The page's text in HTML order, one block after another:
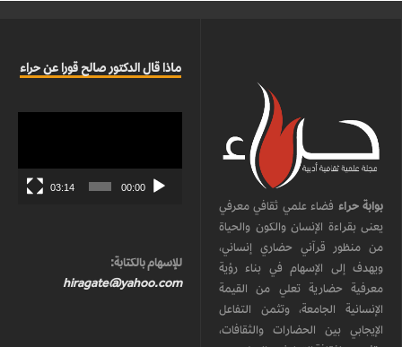
بوابة حراء فضاء علمي ثقافي معرفي
يعنى بقراءة الإنسان والكون والحياة
من منظور قرآني حضاري إنساني،
ويهدف إلى الإسهام في بناء رؤية
معرفية حضارية تعلي من القيمة
الإنسانية الجامعة، وتثمن التفاعل
الإيجابي بين الحضارات والثقافات،
ماذا قال الدكتور صالح قورا عن حراء
00:00
03:14
للإسهام بالكتابة:
hiragate@yahoo.com